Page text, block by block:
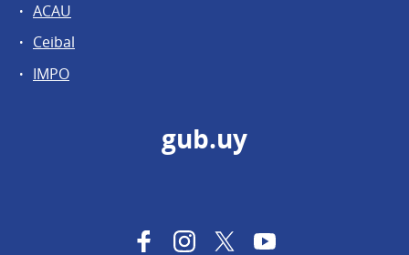
ACAU
Ceibal
IMPO
gub.uy
FacebookInstagram
TwitterYouTube